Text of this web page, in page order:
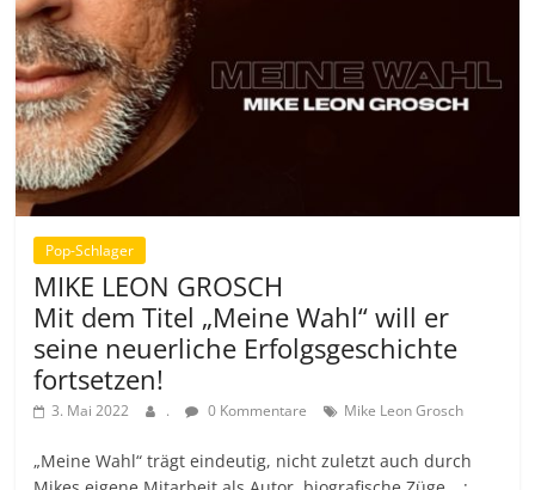
Pop-Schlager
MIKE LEON GROSCH
Mit dem Titel „Meine Wahl“ will er
seine neuerliche Erfolgsgeschichte
fortsetzen!
3. Mai 2022 . 0 Kommentare Mike Leon Grosch
„Meine Wahl“ trägt eindeutig, nicht zuletzt auch durch